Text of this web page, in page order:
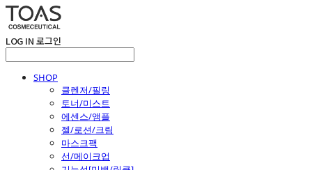
LOG IN 로그인
SHOP
클렌저/필링
토너/미스트
에센스/앰플
젤/로션/크림
마스크팩
선/메이크업